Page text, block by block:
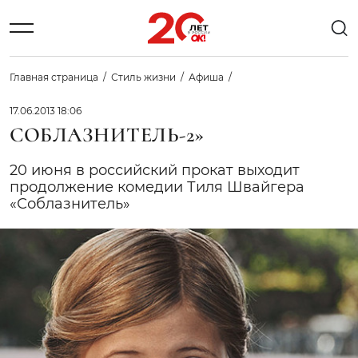
Главная страница Стиль жизни Афиша
17.06.2013 18:06
СОБЛАЗНИТЕЛЬ-2»
20 июня в российский прокат выходит
продолжение комедии Тиля Швайгера
«Соблазнитель»